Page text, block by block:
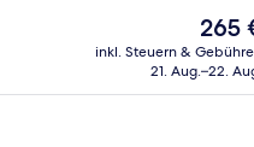
Der
Preis
265
inkl. Steuern &
21. Aug.–22.